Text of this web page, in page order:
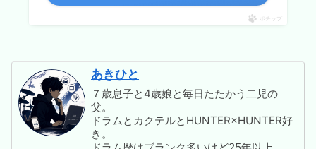
ポチップ
あきひと
７歳息子と4歳娘と毎日たたかう二児の
父。
ドラムとカクテルとHUNTER×HUNTER好
き。